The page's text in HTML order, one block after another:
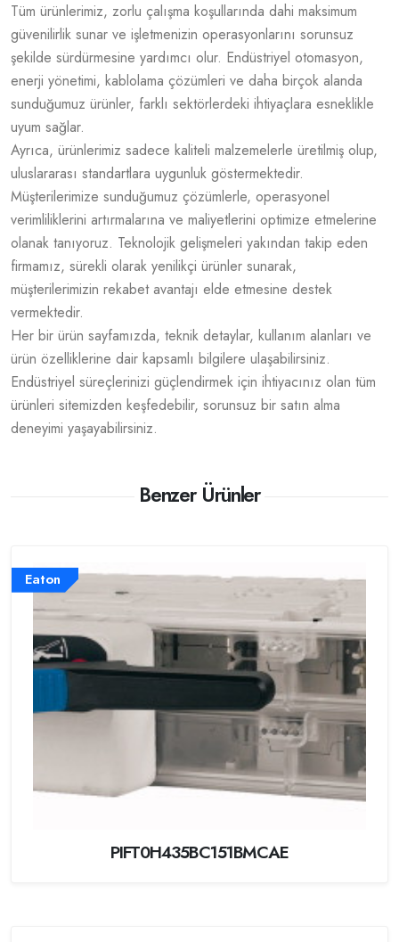
Tüm ürünlerimiz, zorlu çalışma koşullarında dahi maksimum
güvenilirlik sunar ve işletmenizin operasyonlarını sorunsuz
şekilde sürdürmesine yardımcı olur. Endüstriyel otomasyon,
enerji yönetimi, kablolama çözümleri ve daha birçok alanda
sunduğumuz ürünler, farklı sektörlerdeki ihtiyaçlara esneklikle
uyum sağlar.
Ayrıca, ürünlerimiz sadece kaliteli malzemelerle üretilmiş olup,
uluslararası standartlara uygunluk göstermektedir.
Müşterilerimize sunduğumuz çözümlerle, operasyonel
verimliliklerini artırmalarına ve maliyetlerini optimize etmelerine
olanak tanıyoruz. Teknolojik gelişmeleri yakından takip eden
firmamız, sürekli olarak yenilikçi ürünler sunarak,
müşterilerimizin rekabet avantajı elde etmesine destek
vermektedir.
Her bir ürün sayfamızda, teknik detaylar, kullanım alanları ve
ürün özelliklerine dair kapsamlı bilgilere ulaşabilirsiniz.
Endüstriyel süreçlerinizi güçlendirmek için ihtiyacınız olan tüm
ürünleri sitemizden keşfedebilir, sorunsuz bir satın alma
deneyimi yaşayabilirsiniz.
Benzer Ürünler
Eaton
PIFT0H435BC151BMCAE